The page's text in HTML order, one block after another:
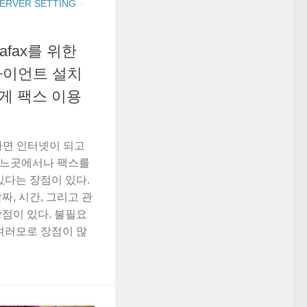
SETTING ·
를 위한
언트 설치
팩스 이용
인터넷이 되고
곳에서나 팩스를
다는 장점이 있다.
, 시간, 그리고 관
이 있다. 불필요
러모로 장점이 많